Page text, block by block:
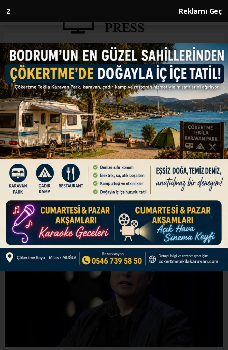
1 Reklamı Geç
Anasayfa ENGLISH
World’s 500 richest add record
$336B to fortunes in single day
ENGLISH
16.06.2026 - 15:05, Güncelleme: 16.06.2026 - 15:05
Elon Musk’s net worth rises more than 10% to
$1.27T after SpaceX shares surge 20%
ABONE OL